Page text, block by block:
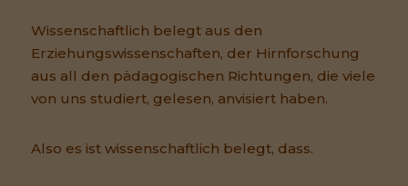
Wissenschaftlich belegt aus den
Erziehungswissenschaften, der Hirnforschung
aus all den pädagogischen Richtungen, die viele
von uns studiert, gelesen, anvisiert haben.
Also es ist wissenschaftlich belegt, dass.